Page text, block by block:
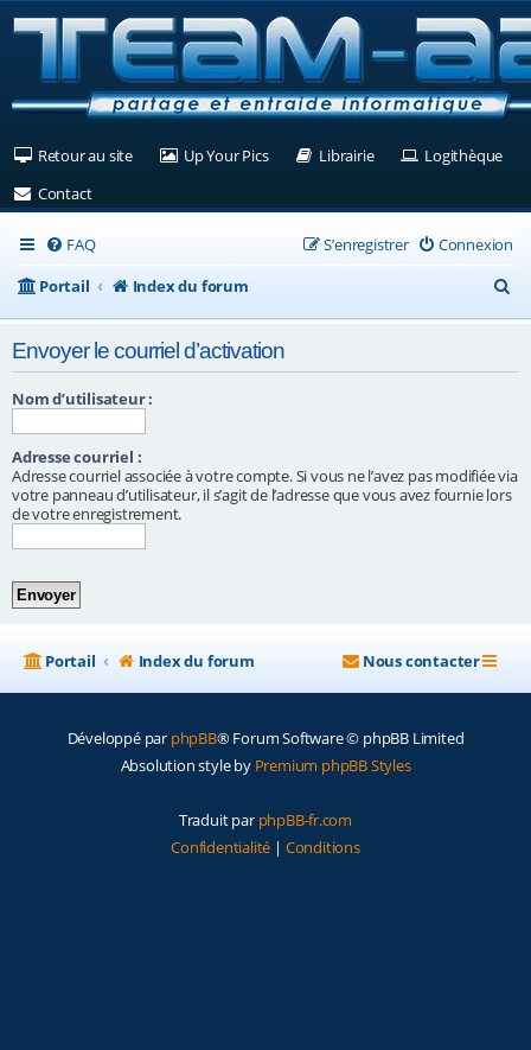
Retour au site(Ouvre un nouvel onglet)
Up Your Pics(Ouvre un nouvel onglet)
Librairie(Ouvre un nouvel
Logithèque
Contact(Ouvre un nouvel onglet)
FAQ Connexion
S’enregistrer
Portail
Index du forum
e
Envoyer le courriel d’activation
Nom d’utilisateur :
Adresse courriel :
Adresse courriel associée à votre compte. Si vous ne l’avez pas modifiée via
votre panneau d’utilisateur, il s’agit de l’adresse que vous avez fournie lors
de votre enregistrement.
Portail Index du forum Nous contacter
Développé par phpBB® Forum Software © phpBB Limited
Absolution style by Premium phpBB Styles
Traduit par phpBB-fr.com
Confidentialité | Conditions